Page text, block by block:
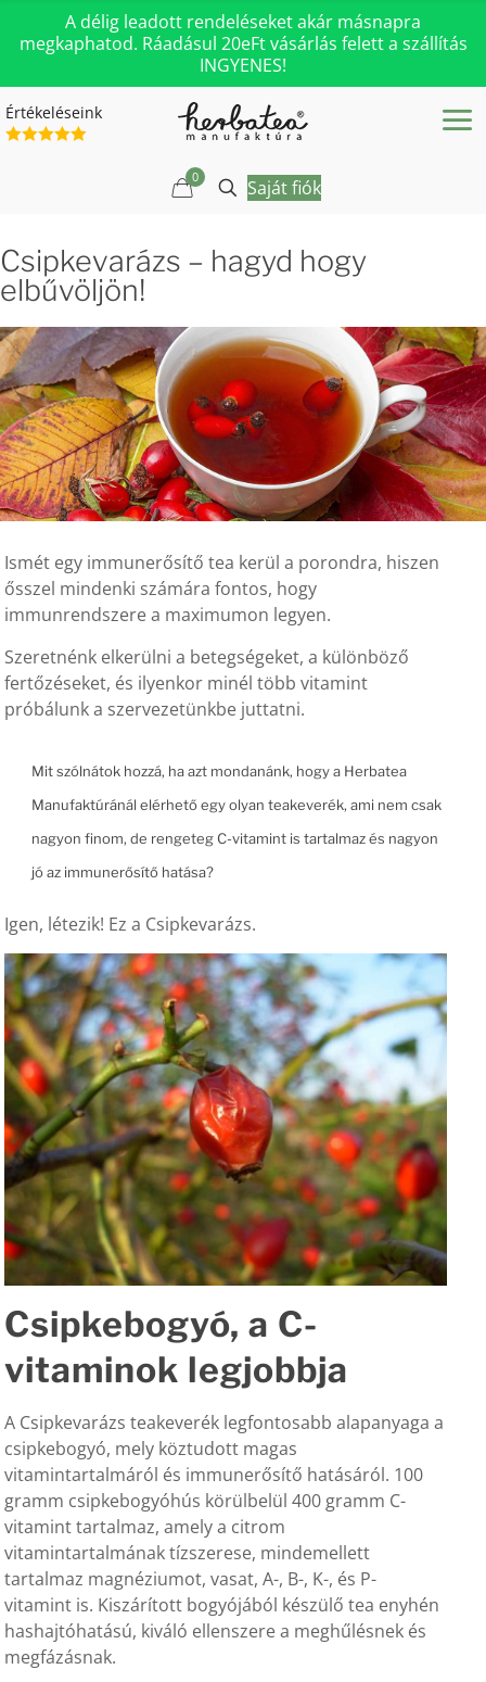
A délig leadott rendeléseket akár másnapra
megkaphatod. Ráadásul 20eFt vásárlás felett a szállítás
INGYENES!
Értékeléseink
0 Saját fiók
Csipkevarázs – hagyd hogy
elbűvöljön!
Ismét egy immunerősítő tea kerül a porondra, hiszen
ősszel mindenki számára fontos, hogy
immunrendszere a maximumon legyen.
Szeretnénk elkerülni a betegségeket, a különböző
fertőzéseket, és ilyenkor minél több vitamint
próbálunk a szervezetünkbe juttatni.
Mit szólnátok hozzá, ha azt mondanánk, hogy a Herbatea
Manufaktúránál elérhető egy olyan teakeverék, ami nem csak
nagyon finom, de rengeteg C-vitamint is tartalmaz és nagyon
jó az immunerősítő hatása?
Igen, létezik! Ez a Csipkevarázs.
Csipkebogyó, a C-
vitaminok legjobbja
A Csipkevarázs teakeverék legfontosabb alapanyaga a
csipkebogyó, mely köztudott magas
vitamintartalmáról és immunerősítő hatásáról. 100
gramm csipkebogyóhús körülbelül 400 gramm C-
vitamint tartalmaz, amely a citrom
vitamintartalmának tízszerese, mindemellett
tartalmaz magnéziumot, vasat, A-, B-, K-, és P-
vitamint is. Kiszárított bogyójából készülő tea enyhén
hashajtóhatású, kiváló ellenszere a meghűlésnek és
megfázásnak.